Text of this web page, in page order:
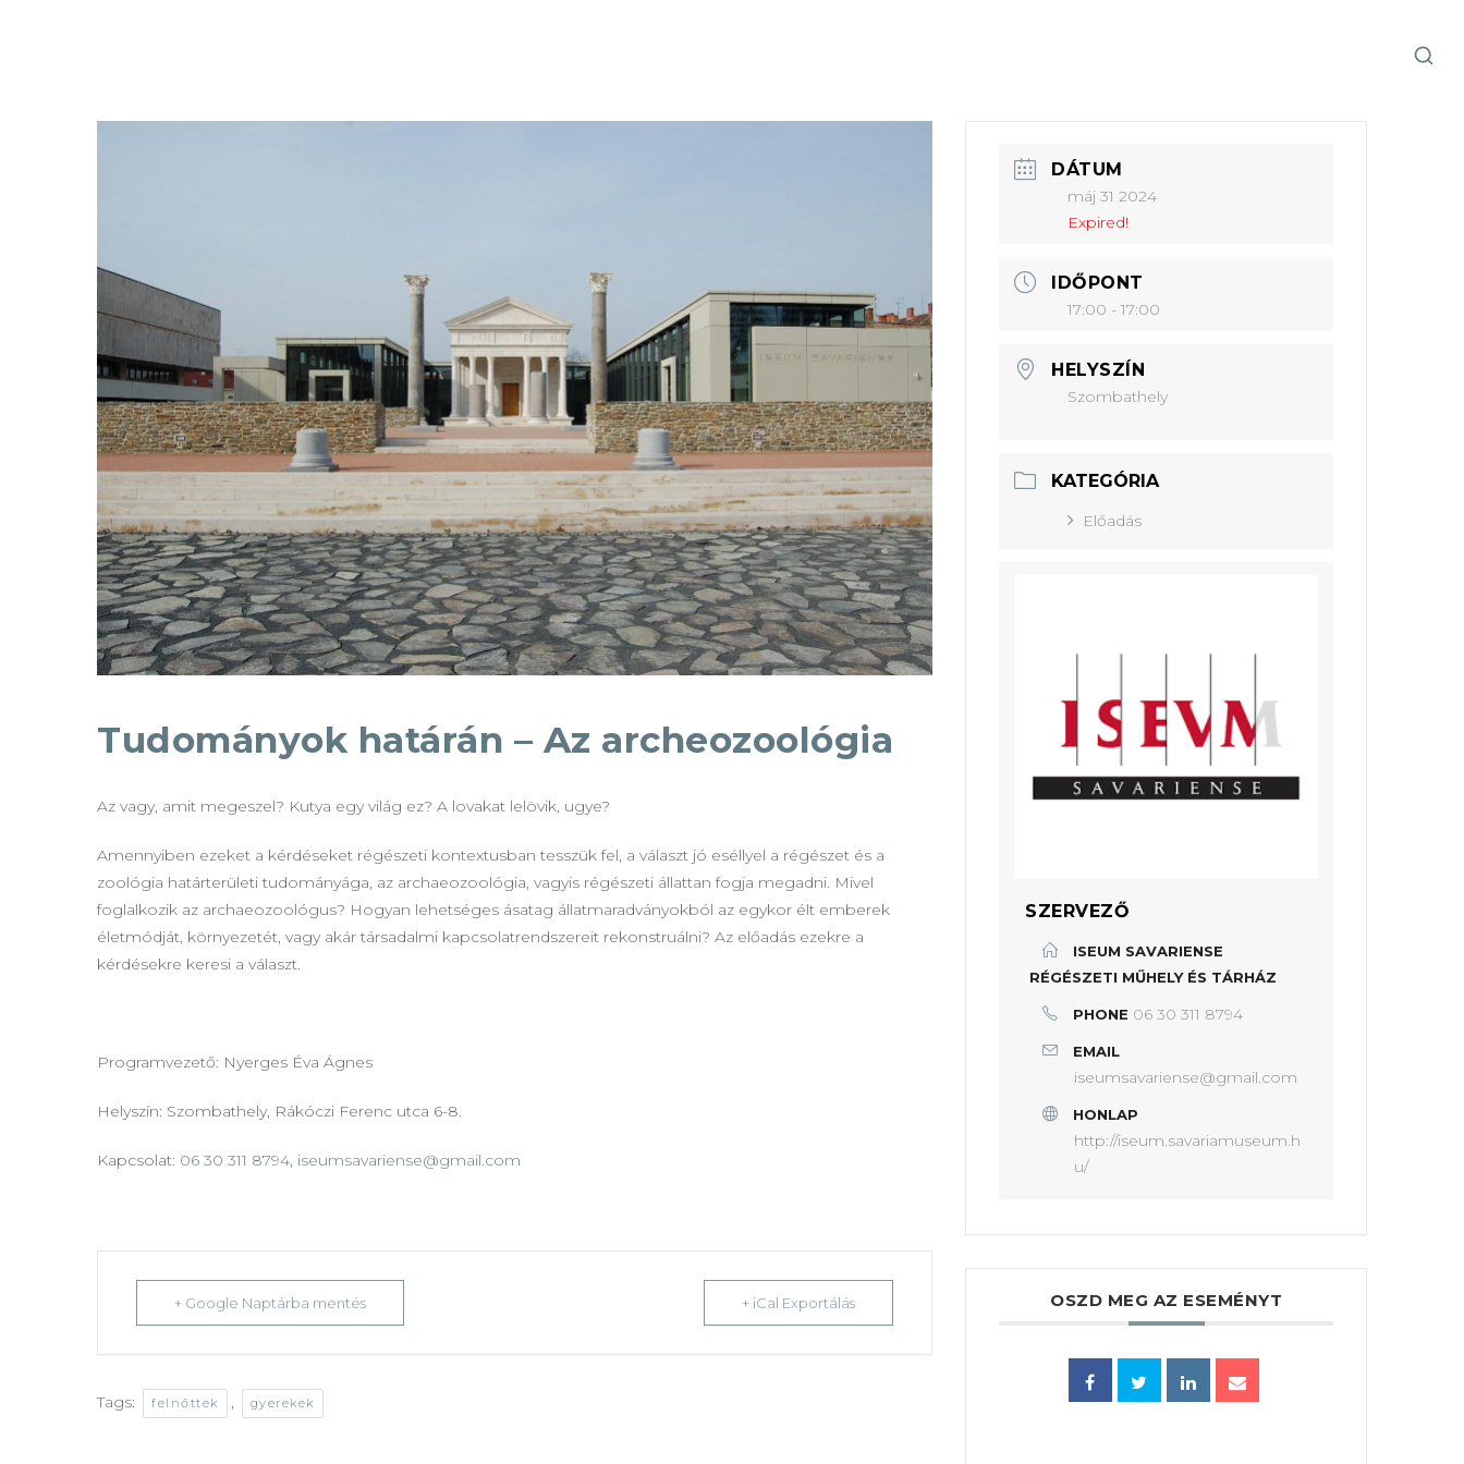
Tudományok határán – Az archeozoológia
Az vagy, amit megeszel? Kutya egy világ ez? A lovakat lelövik, ugye?
Amennyiben ezeket a kérdéseket régészeti kontextusban tesszük fel, a választ jó eséllyel a régészet és a
zoológia határterületi tudományága, az archaeozoológia, vagyis régészeti állattan fogja megadni. Mivel
foglalkozik az archaeozoológus? Hogyan lehetséges ásatag állatmaradványokból az egykor élt emberek
életmódját, környezetét, vagy akár társadalmi kapcsolatrendszereit rekonstruálni? Az előadás ezekre a
kérdésekre keresi a választ.
Programvezető: Nyerges Éva Ágnes
Helyszín: Szombathely, Rákóczi Ferenc utca 6-8.
Kapcsolat: 06 30 311 8794, iseumsavariense@gmail.com
+ Google Naptárba mentés + iCal Exportálás
Tags: felnőttek , gyerekek
DÁTUM
máj 31 2024
Expired!
IDŐPONT
17:00 - 17:00
HELYSZÍN
Szombathely
KATEGÓRIA
Előadás
SZERVEZŐ
ISEUM SAVARIENSE
RÉGÉSZETI MŰHELY ÉS TÁRHÁZ
PHONE 06 30 311 8794
EMAIL
iseumsavariense@gmail.com
HONLAP
http://iseum.savariamuseum.h
u/
OSZD MEG AZ ESEMÉNYT